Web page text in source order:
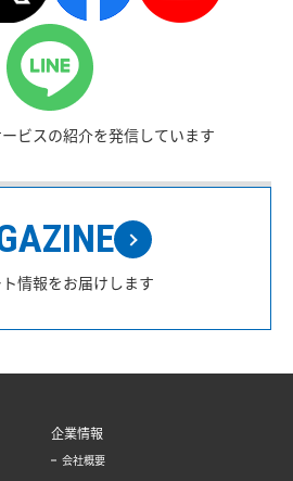
ビスの紹介を発信しています
情報をお届けします
企業情報
会社概要